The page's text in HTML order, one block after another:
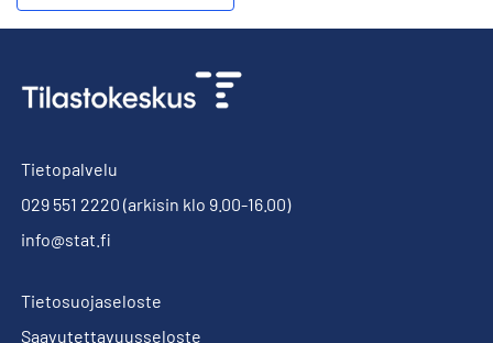
Tietopalvelu
029 551 2220 (arkisin klo 9.00-16.00)
info@stat.fi
Tietosuojaseloste
Saavutettavuusseloste